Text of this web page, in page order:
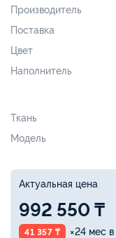
Производитель
Поставка
Цвет
Наполнитель
Ткань
Модель
Актуальная цена
992 550 ₸
41 357 ₸ ×24 мес